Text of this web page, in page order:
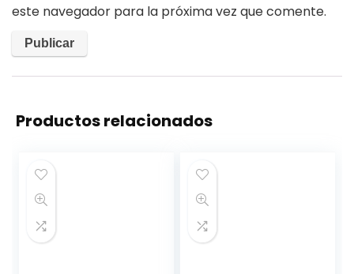
este navegador para la próxima vez que comente.
Productos relacionados